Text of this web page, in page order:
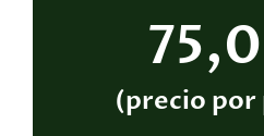
(precio por